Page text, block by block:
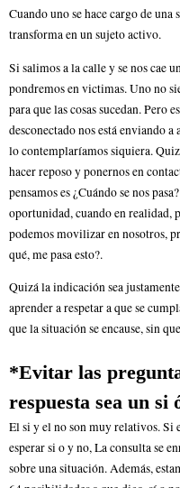
Cuando uno se hace cargo de
transforma en un sujeto activo.
Si salimos a la calle y se nos cae
pondremos en victimas. Uno no
para que las cosas sucedan. Pero
desconectado nos está enviando
lo contemplaríamos siquiera.
hacer reposo y ponernos en
pensamos es ¿Cuándo se nos
oportunidad, cuando en realidad,
podemos movilizar en nosotros,
qué, me pasa esto?.
Quizá la indicación sea
aprender a respetar a que se
que la situación se encause, sin
*Evitar las
respuesta sea un si
El si y el no son muy relativos. Si
esperar si o y no, La consulta se
sobre una situación. Además,